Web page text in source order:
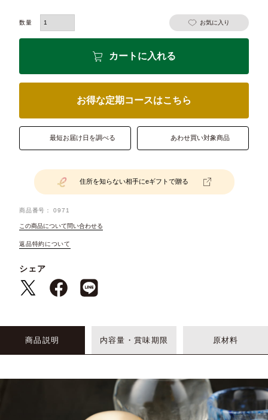
お気に入り
カートに入れる
お得な定期コースはこちら
最短お届け日を調べる あわせ買い対象商品
住所を知らない相手にeギフトで贈る
商品番号 0971
この商品について問い合わせる
返品特約について
シェア
商品説明 内容量・賞味期限 原材料